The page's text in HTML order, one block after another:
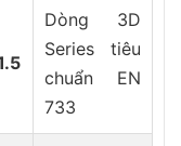
Dòng 3D
Series tiêu
chuẩn EN
733